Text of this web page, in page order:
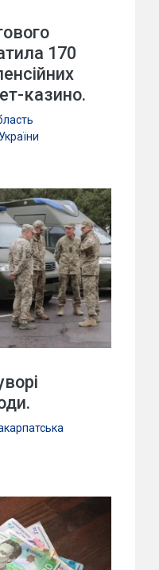
170
казино.